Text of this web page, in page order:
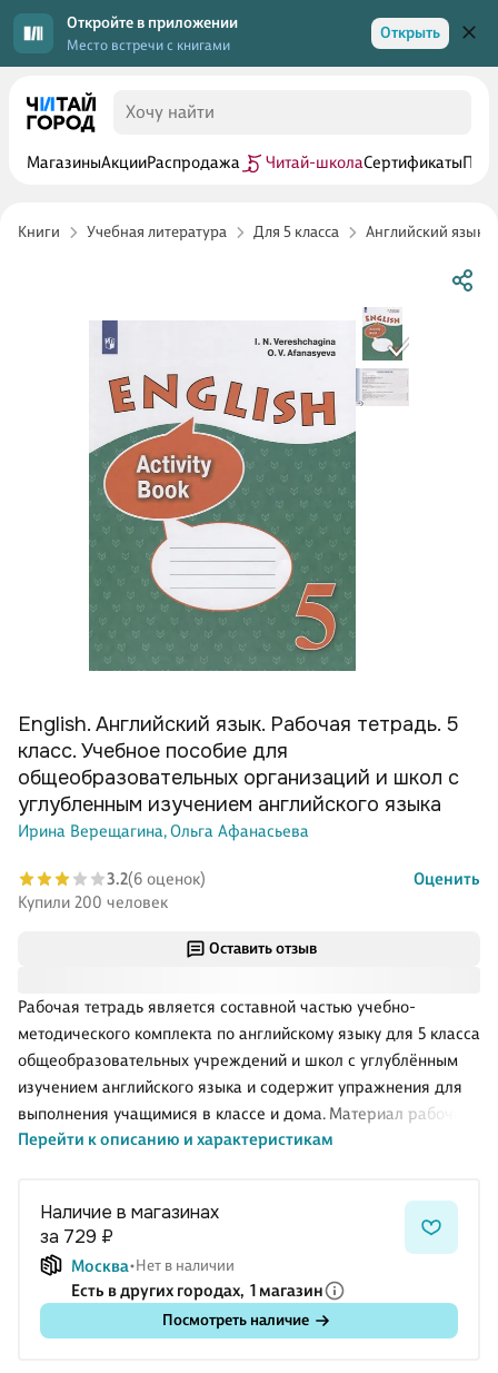
Откройте в приложении
Место встречи с книгами
Открыть
МагазиныАкцииРаспродажа Читай-школаСертификаты
Книги Учебная литература Для 5 класса Английский язык 5
Оставить отзыв
Рабочая тетрадь является составной частью учебно-
методического комплекта по английскому языку для 5 класса
общеобразовательных учреждений и школ с углублённым
изучением английского языка и содержит упражнения для
выполнения учащимися в классе и дома. Материал рабочей
тетради совпадает с соответствующими уроками учебника и
Перейти к описанию и характеристикам
English. Английский язык. Рабочая тетрадь. 5
класс. Учебное пособие для
общеобразовательных организаций и школ с
углубленным изучением английского языка
Ирина Верещагина,Ольга Афанасьева
3.2(6 оценок)
Оценить
Купили 200 человек
Наличие в магазинах
за 729 ₽
Москва Нет в наличии
Есть в других городах, 1 магазин
Посмотреть наличие